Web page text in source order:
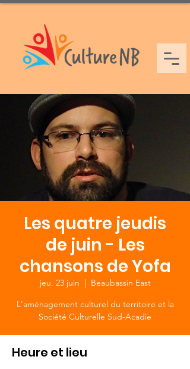
Les quatre jeudis
de juin - Les
chansons de Yofa
jeu. 23 juin
  |
Beaubassin East
L'aménagement culturel du territoire et la
Société Culturelle Sud-Acadie
Heure et lieu